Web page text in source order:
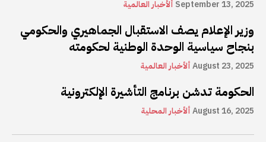
ألأخبار العالمية September 13, 2025
وزير الإعلام يصف الاستقبال الجماهيري والحكومي
بنجاح سياسية الوحدة الوطنية لحكومته
ألأخبار العالميةAugust 23, 2025
الحكومة تدشن برنامج التأشيرة الإلكترونية
ألأخبار المحليةAugust 16, 2025